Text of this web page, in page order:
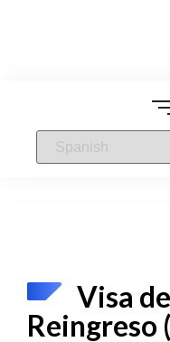
Visa
Reingreso